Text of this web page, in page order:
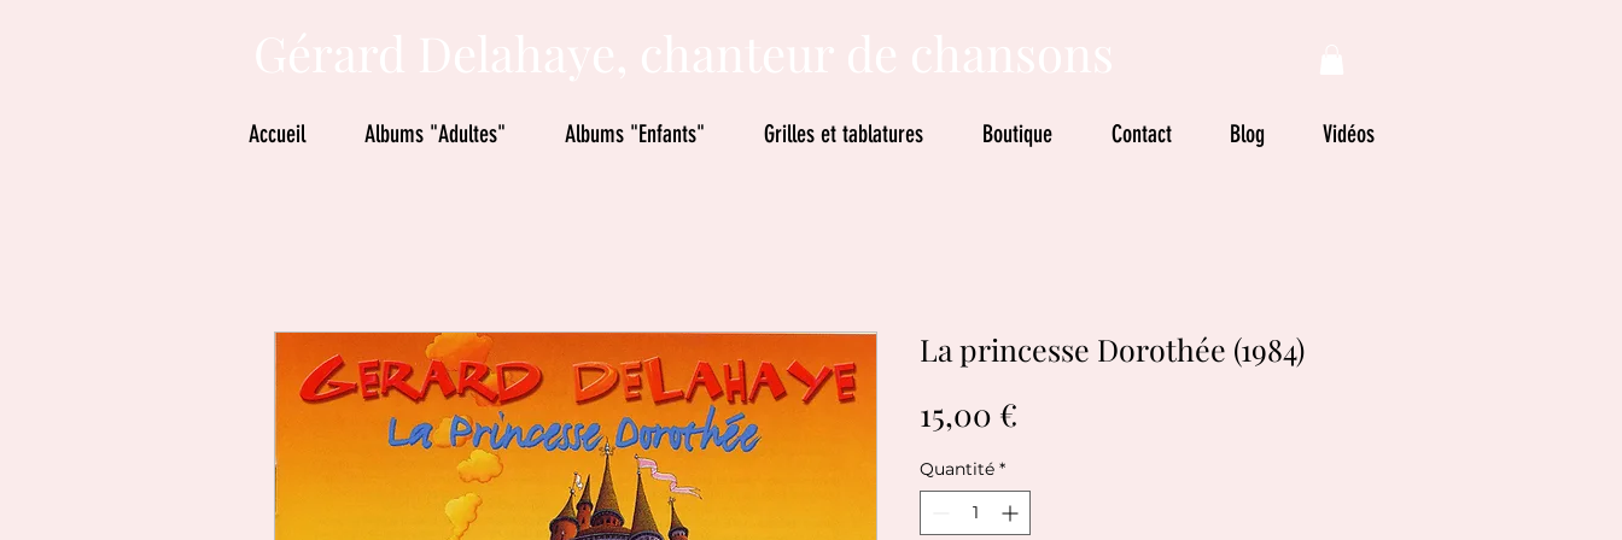
Accueil Albums "Adultes" Albums "Enfants" Grilles et tablatures Boutique Contact Blog Vidéos
La princesse Dorothée (1984)
15,00 €
Quantité *